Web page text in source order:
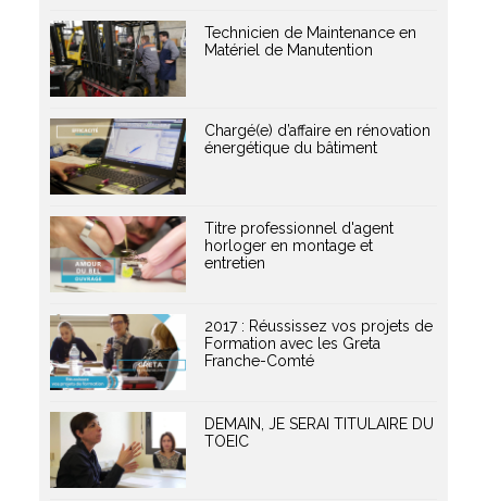
Technicien de Maintenance en
Matériel de Manutention
Chargé(e) d’affaire en rénovation
énergétique du bâtiment
Titre professionnel d'agent
horloger en montage et
entretien
2017 : Réussissez vos projets de
Formation avec les Greta
Franche-Comté
DEMAIN, JE SERAI TITULAIRE DU
TOEIC